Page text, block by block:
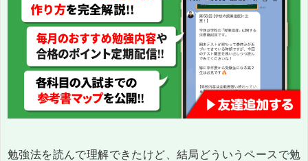
勉強法を読んで理解できたけど、結局どういうペースで勉